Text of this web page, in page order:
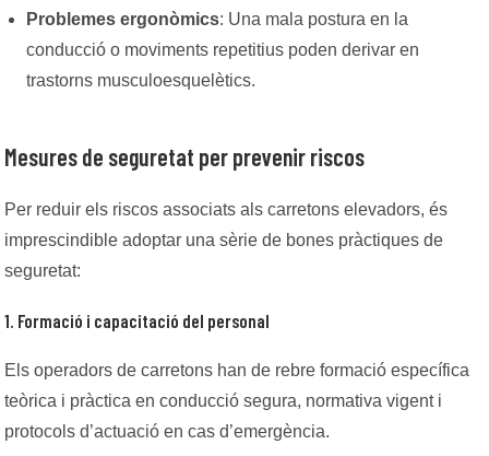
Problemes ergonòmics: Una mala postura en la
conducció o moviments repetitius poden derivar en
trastorns musculoesquelètics.
Mesures de seguretat per prevenir riscos
Per reduir els riscos associats als carretons elevadors, és
imprescindible adoptar una sèrie de bones pràctiques de
seguretat:
1. Formació i capacitació del personal
Els operadors de carretons han de rebre formació específica
teòrica i pràctica en conducció segura, normativa vigent i
protocols d’actuació en cas d’emergència.